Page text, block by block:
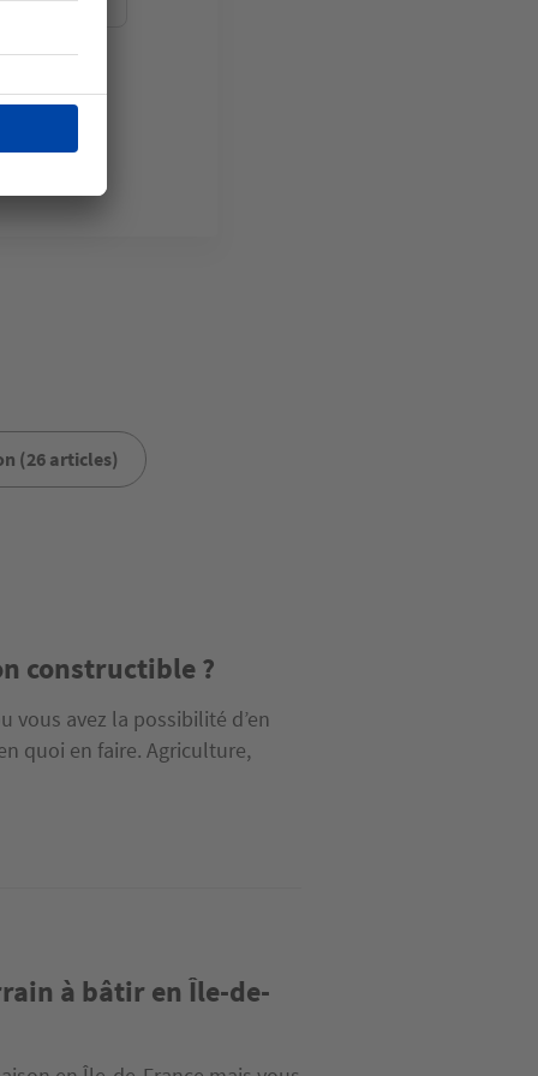
(26 articles)
constructible ?
vous avez la possibilité d’en
quoi en faire. Agriculture,
à bâtir en Île-de-